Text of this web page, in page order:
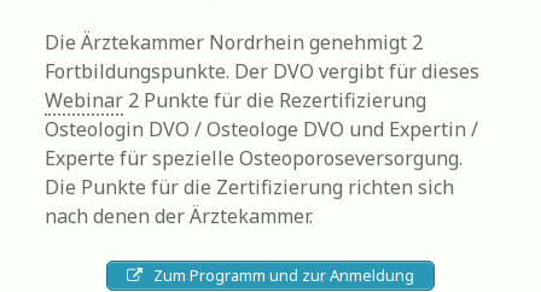
Die Ärztekammer Nordrhein genehmigt 2
Fortbildungspunkte. Der DVO vergibt für dieses
Webinar 2 Punkte für die Rezertifizierung
Osteologin DVO / Osteologe DVO und Expertin /
Experte für spezielle Osteoporoseversorgung.
Die Punkte für die Zertifizierung richten sich
nach denen der Ärztekammer.
Zum Programm und zur Anmeldung